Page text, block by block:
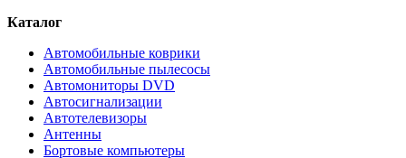
Каталог
Автомобильные коврики
Автомобильные пылесосы
Автомониторы DVD
Автосигнализации
Автотелевизоры
Антенны
Бортовые компьютеры